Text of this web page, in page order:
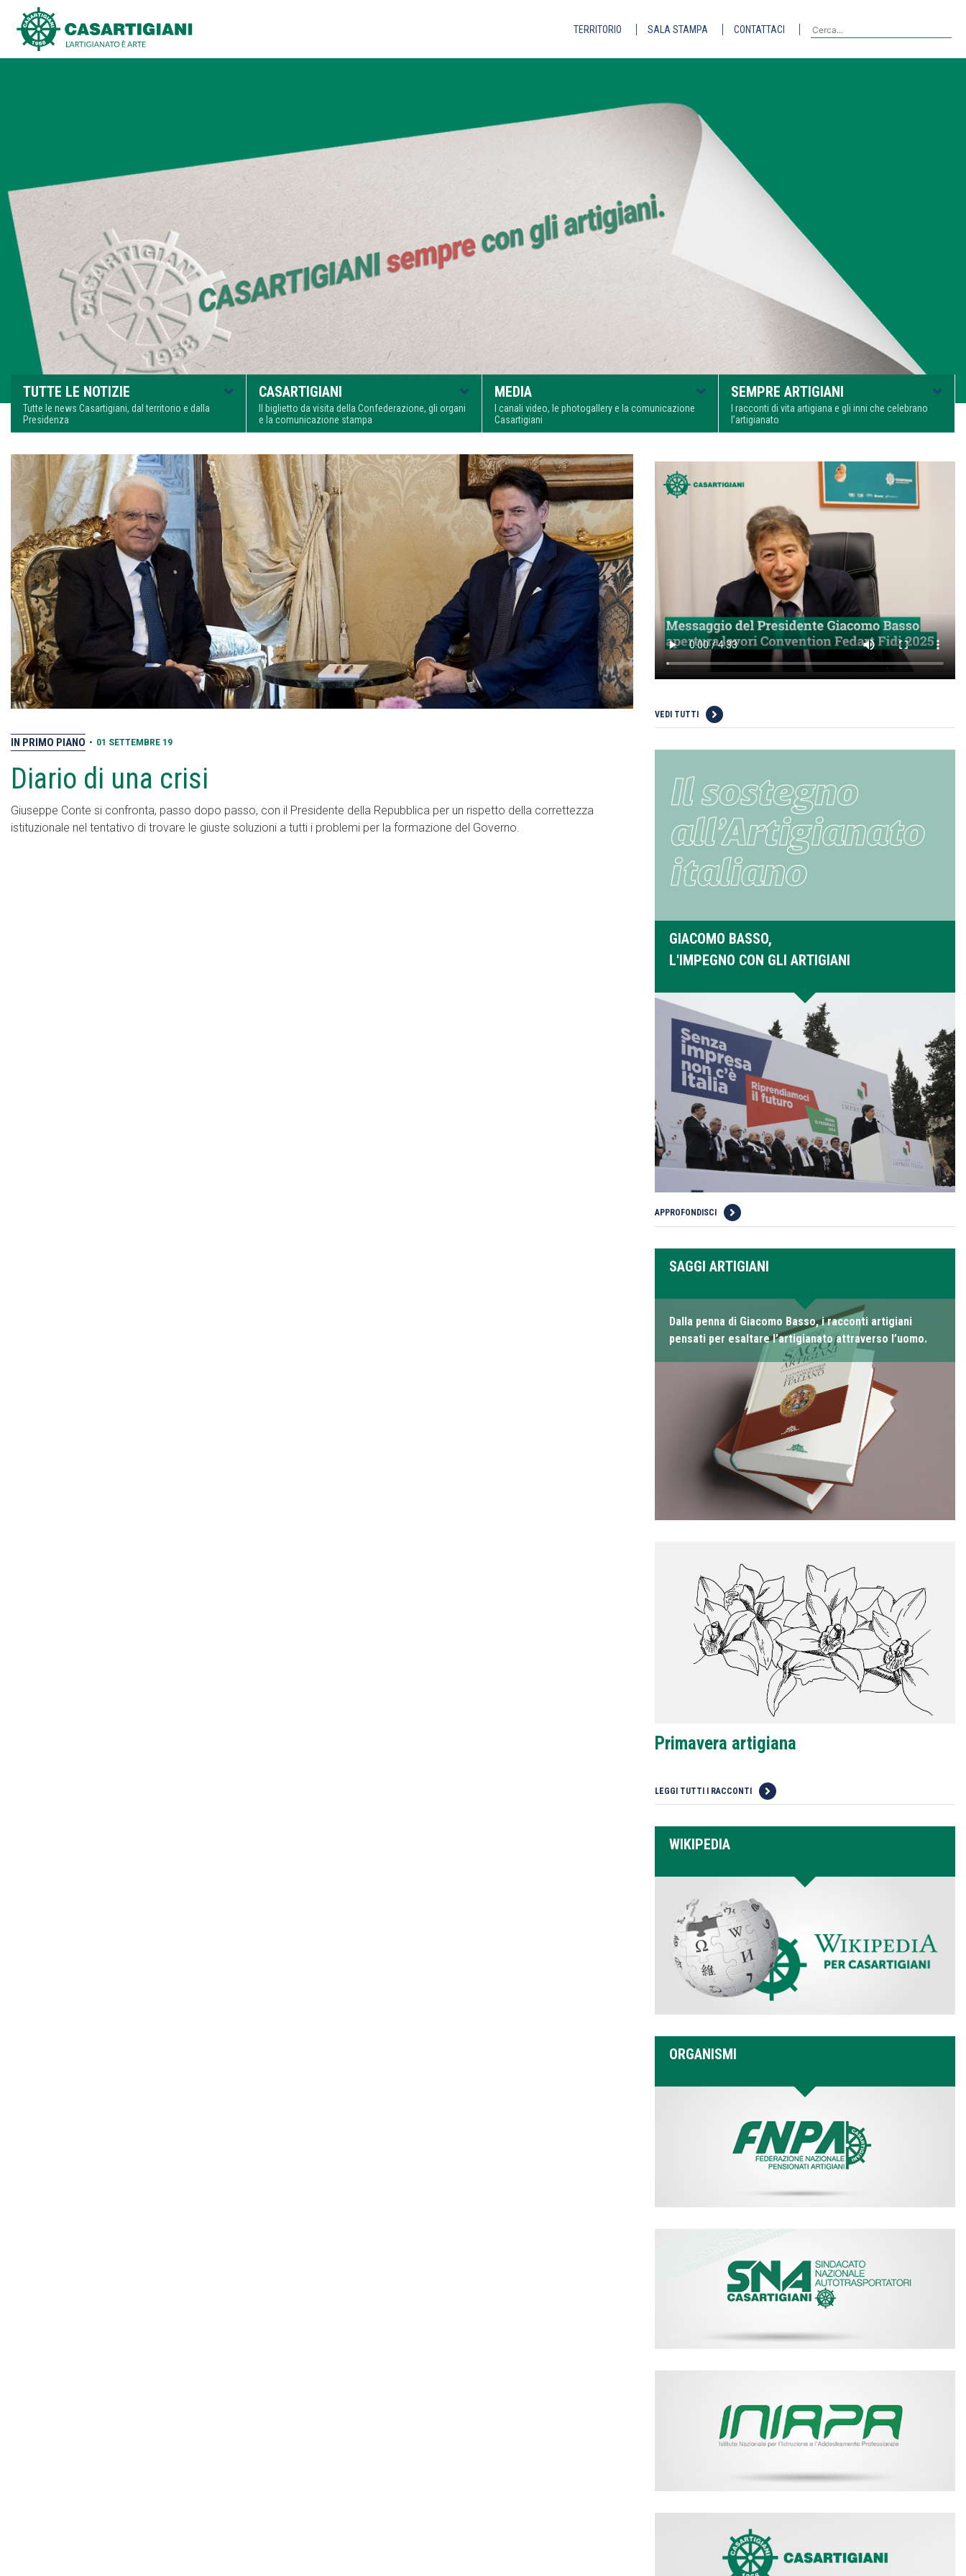
TERRITORIO SALA STAMPA CONTATTACI
TUTTE LE NOTIZIE
Tutte le news Casartigiani, dal territorio e dalla
Presidenza
CASARTIGIANI
Il biglietto da visita della Confederazione, gli organi
e la comunicazione stampa
MEDIA
I canali video, le photogallery e la comunicazione
Casartigiani
SEMPRE ARTIGIANI
I racconti di vita artigiana e gli inni che celebrano
l’artigianato
IN PRIMO PIANO • 01 SETTEMBRE 19
Diario di una crisi
Giuseppe Conte si confronta, passo dopo passo, con il Presidente della Repubblica per un rispetto della correttezza
istituzionale nel tentativo di trovare le giuste soluzioni a tutti i problemi per la formazione del Governo.
VEDI TUTTI
GIACOMO BASSO,
L'IMPEGNO CON GLI ARTIGIANI
APPROFONDISCI
SAGGI ARTIGIANI
Dalla penna di Giacomo Basso, i racconti artigiani
pensati per esaltare l’artigianato attraverso l’uomo.
Primavera artigiana
LEGGI TUTTI I RACCONTI
WIKIPEDIA
ORGANISMI